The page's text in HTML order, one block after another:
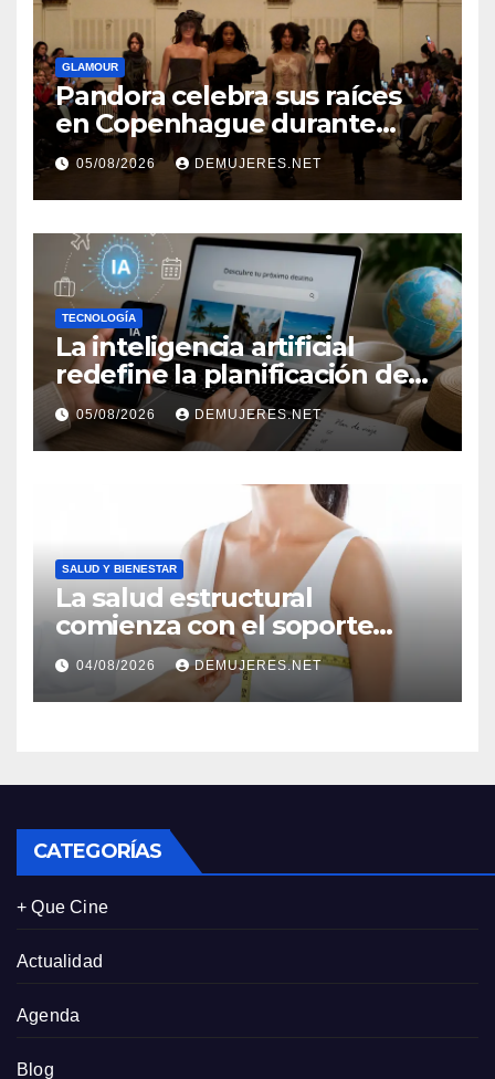
GLAMOUR
Pandora celebra sus raíces
en Copenhague durante
Copenhagen Fashion Week a
través de alianzas creativas
05/08/2026 DEMUJERES.NET
TECNOLOGÍA
La inteligencia artificial
redefine la planificación de
viajes: Los huéspedes
centran sus decisiones y
expectativas enfocándose en
experiencias auténticas y
personalizadas
05/08/2026 DEMUJERES.NET
SALUD Y BIENESTAR
La salud estructural
comienza con el soporte
correcto: Caprice revela el
impacto de la lencería en la
salud física de las mujeres
04/08/2026 DEMUJERES.NET
CATEGORÍAS
+ Que Cine
Actualidad
Agenda
Blog